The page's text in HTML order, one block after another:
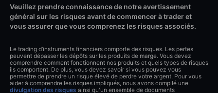
Veuillez prendre connaissance de notre avertissement
général sur les risques avant de commencer à trader et
vous assurer que vous comprenez les risques associés.
Le trading d’instruments financiers comporte des risques. Les pertes
peuvent dépasser les dépôts sur les produits de marge. Vous devez
comprendre comment fonctionnent nos produits et quels types de risques
ils comportent. De plus, vous devez savoir si vous pouvez vous
permettre de prendre un risque élevé de perdre votre argent. Pour vous
aider à comprendre les risques impliqués, nous avons compilé une
divulgation des risques ainsi qu'un ensemble de documents